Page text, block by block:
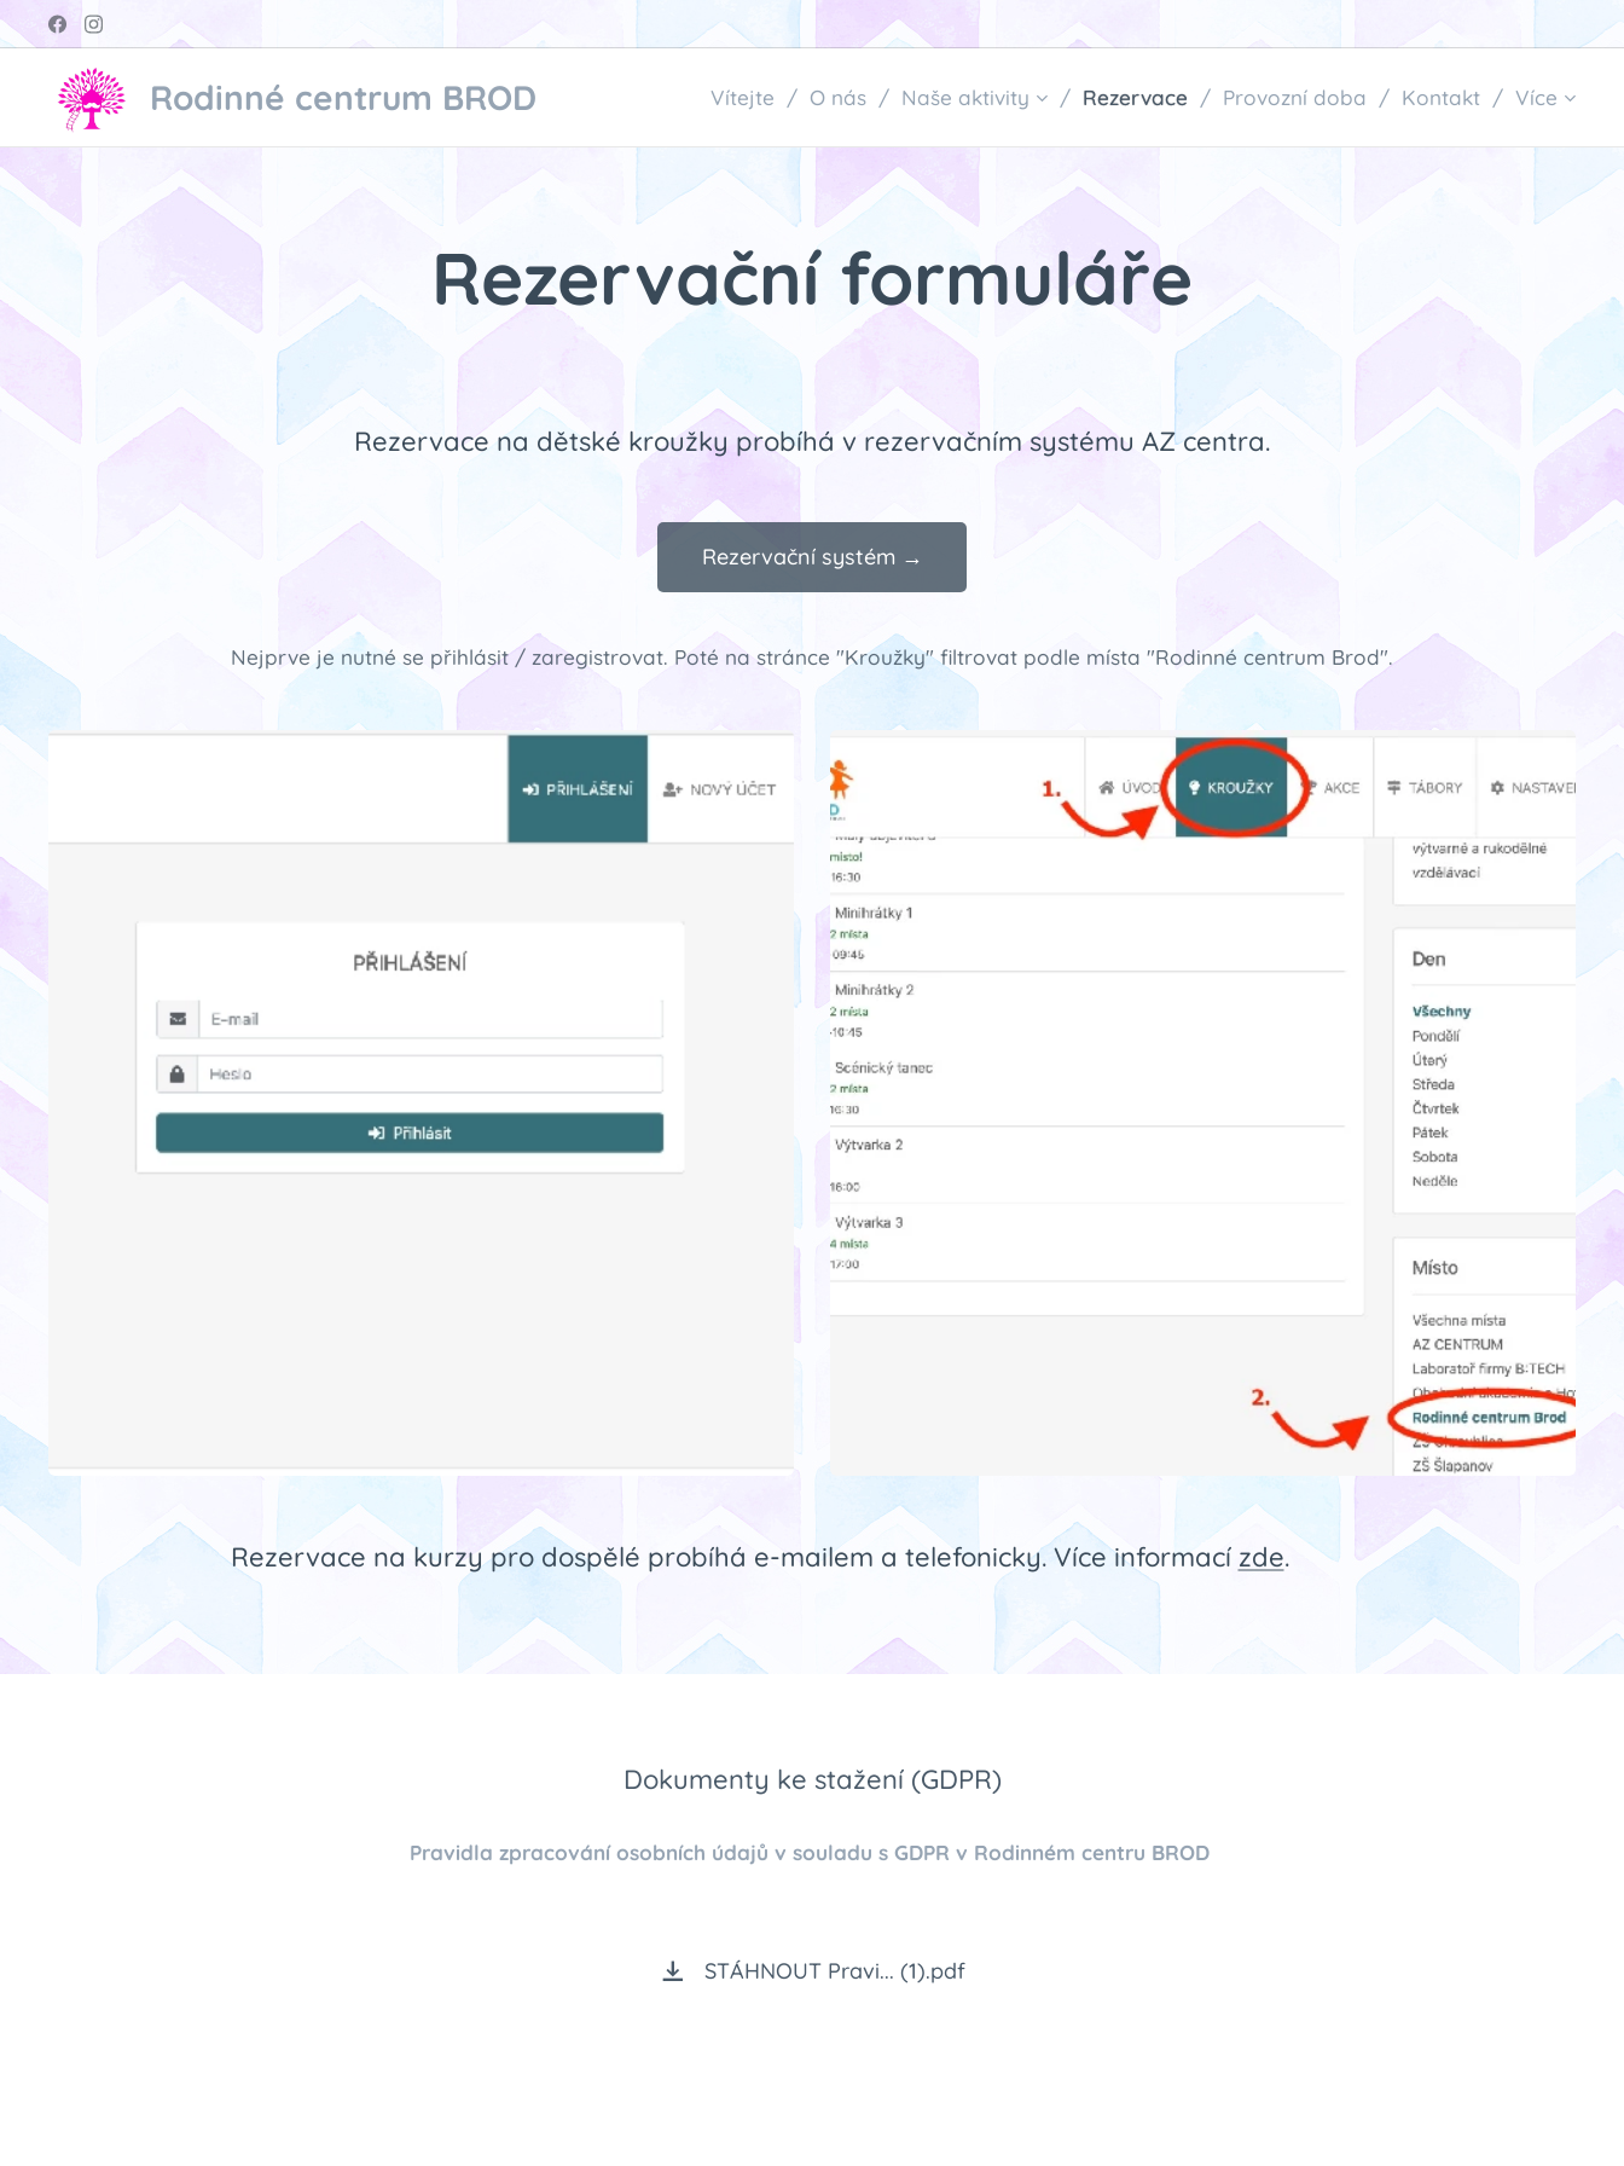
Rodinné centrum BROD Vítejte O nás Naše aktivity Rezervace Provozní doba Kontakt Více
Rezervační formuláře
⬇️ Rezervace na dětské kroužky probíhá v rezervačním systému AZ centra. ⬇️
Rezervační systém →
Nejprve je nutné se přihlásit / zaregistrovat. Poté na stránce "Kroužky" filtrovat podle místa "Rodinné centrum Brod".
Rezervace na kurzy pro dospělé probíhá e-mailem a telefonicky. Více informací zde.
Dokumenty ke stažení (GDPR)
Pravidla zpracování osobních údajů v souladu s GDPR v Rodinném centru BROD
STÁHNOUT Pravi... (1).pdf